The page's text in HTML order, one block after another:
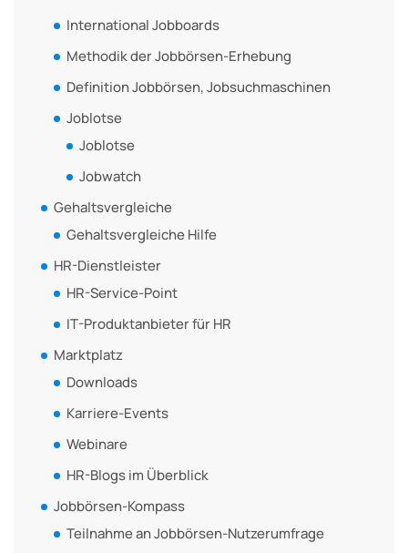
International Jobboards
Methodik der Jobbörsen-Erhebung
Definition Jobbörsen, Jobsuchmaschinen
Joblotse
Joblotse
Jobwatch
Gehaltsvergleiche
Gehaltsvergleiche Hilfe
HR-Dienstleister
HR-Service-Point
IT-Produktanbieter für HR
Marktplatz
Downloads
Karriere-Events
Webinare
HR-Blogs im Überblick
Jobbörsen-Kompass
Teilnahme an Jobbörsen-Nutzerumfrage